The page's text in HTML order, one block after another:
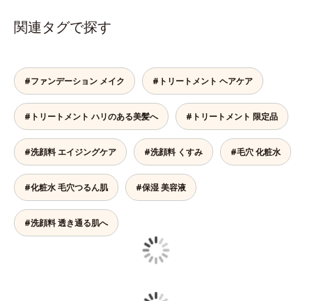
関連タグで探す
#ファンデーション メイク #トリートメント ヘアケア
#トリートメント ハリのある美髪へ #トリートメント 限定品
#洗顔料 エイジングケア #洗顔料 くすみ #毛穴 化粧水
#化粧水 毛穴つるん肌 #保湿 美容液
#洗顔料 透き通る肌へ